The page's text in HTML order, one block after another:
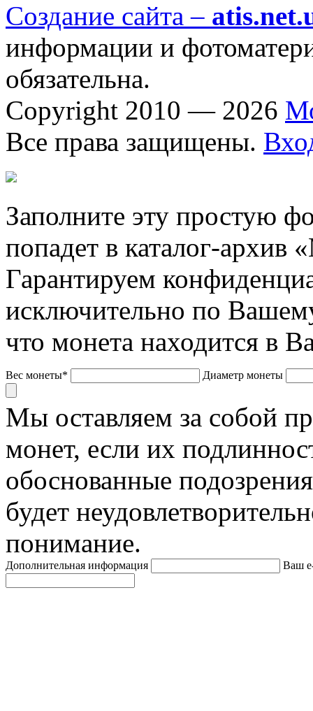
Создание сайта –
информации и
обязательна.
Copyright 2010 — 2026
Все права защищены.
Заполните эту простую
попадет в каталог-архив
Гарантируем
исключительно по
что монета находится в
Вес монеты* Диаметр монеты
Мы оставляем за собой
монет, если их
обоснованные
будет
понимание.
Дополнительная информация Ваш